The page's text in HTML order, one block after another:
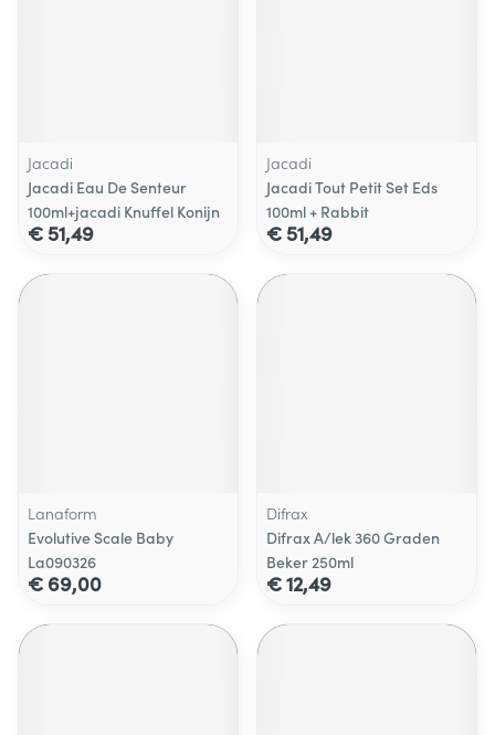
Jacadi
Jacadi Eau De Senteur
100ml+jacadi Knuffel Konijn
€ 51,49
Jacadi
Jacadi Tout Petit Set Eds
100ml + Rabbit
€ 51,49
Lanaform
Evolutive Scale Baby
La090326
€ 69,00
Difrax
Difrax A/lek 360 Graden
Beker 250ml
€ 12,49